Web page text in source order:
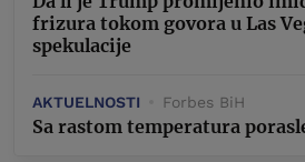
frizura tokom govora u Las
spekulacije
AKTUELNOSTI Forbes BiH
Sa rastom temperatura